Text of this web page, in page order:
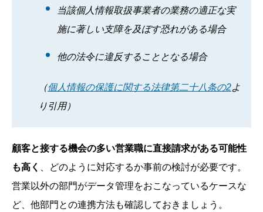
当該個人情報取扱事業者の業務の適正な実
施に著しい支障を及ぼす恐れがある場合
他の法令に違反することとなる場合
（個人情報の保護に関する法律第二十八条の2よ
り引用）
顧客と接する機会の多い営業職に直接請求がある可能性
も高く 、どのように対応するか事前の検討が必要です。
営業以外の部門がデータ管理をおこなっているケースな
ど、他部門との連携方法も確認しておきましょう。